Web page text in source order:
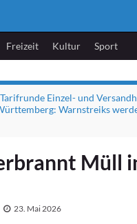
Freizeit Kultur Sport
Tarifrunde Einzel- und
Warnstreiks
Müll
23. Mai 2026